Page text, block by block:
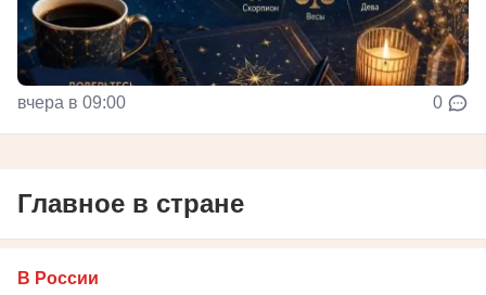
вчера в 09:00 0
Главное в стране
В России